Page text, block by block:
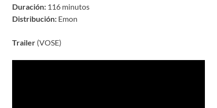
Duración: 116 minutos
Distribución: Emon
Trailer (VOSE)